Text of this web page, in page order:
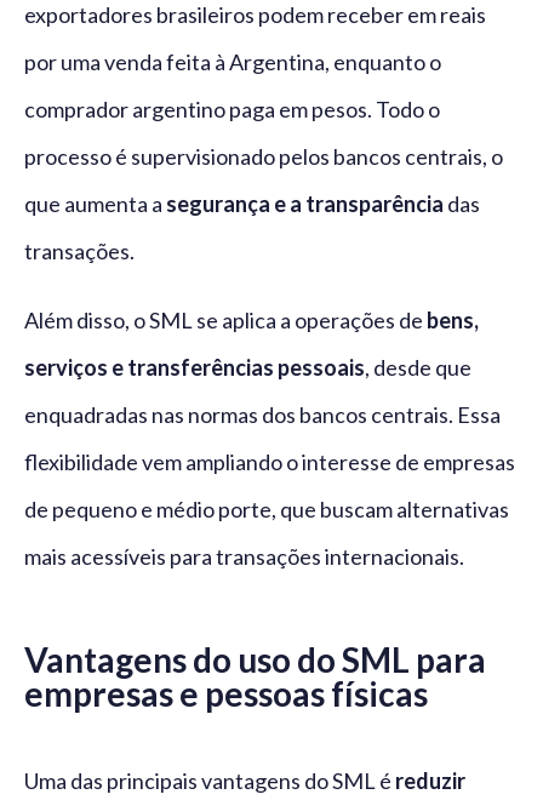
exportadores brasileiros podem receber em reais
por uma venda feita à Argentina, enquanto o
comprador argentino paga em pesos. Todo o
processo é supervisionado pelos bancos centrais, o
que aumenta a segurança e a transparência das
transações.
Além disso, o SML se aplica a operações de bens,
serviços e transferências pessoais, desde que
enquadradas nas normas dos bancos centrais. Essa
flexibilidade vem ampliando o interesse de empresas
de pequeno e médio porte, que buscam alternativas
mais acessíveis para transações internacionais.
Vantagens do uso do SML para
empresas e pessoas físicas
Uma das principais vantagens do SML é reduzir